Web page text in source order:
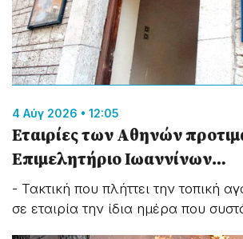
4 Αύγ 2026 • 12:05
Εταιρίες των Αθηνών
Επιμελητήριο Ιωαννίνων…
- Τακτική που πλήττει την τοπική
σε εταιρία την ίδια ημέρα που